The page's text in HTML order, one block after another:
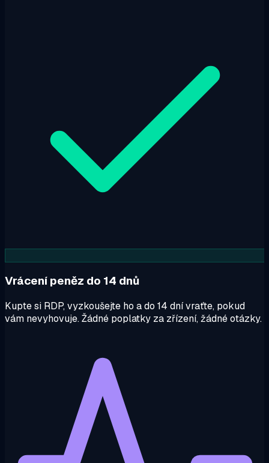
Vrácení peněz do 14 dnů
Kupte si RDP, vyzkoušejte ho a do 14 dní vraťte, pokud
vám nevyhovuje. Žádné poplatky za zřízení, žádné otázky.